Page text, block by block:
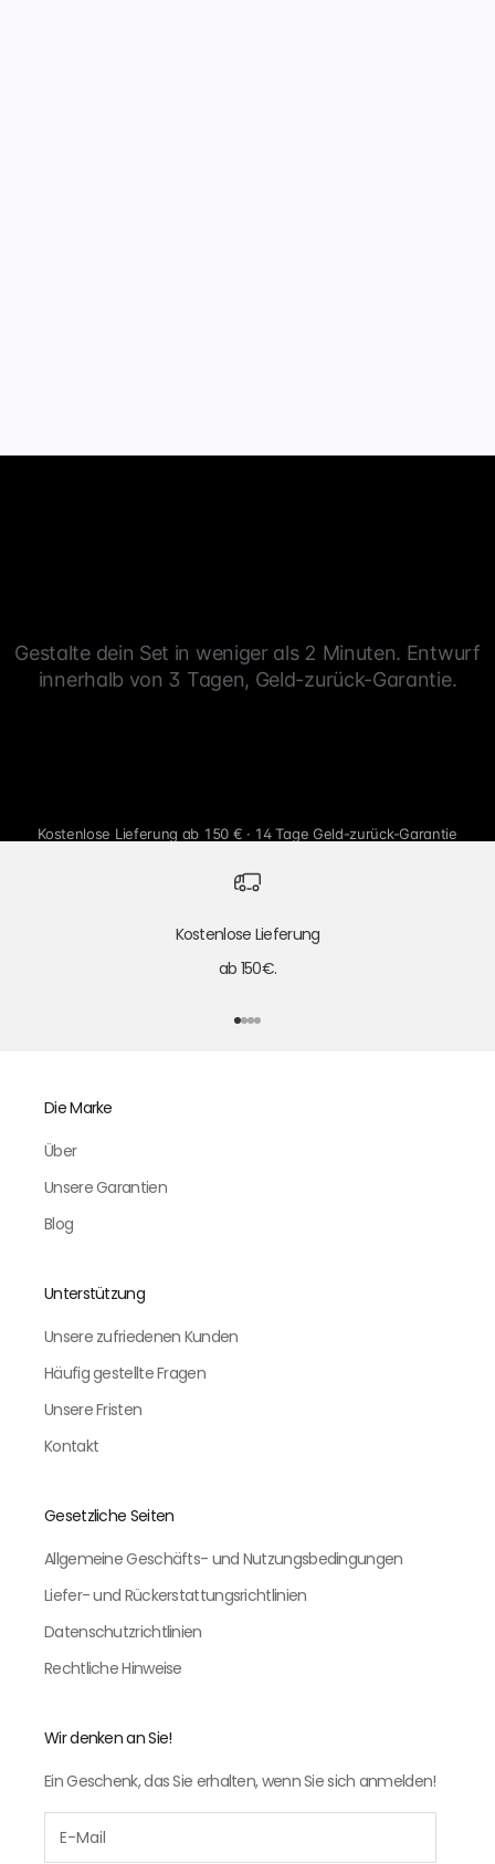
Gestalte dein Set in weniger als 2 Minuten. Entwurf
innerhalb von 3 Tagen, Geld-zurück-Garantie.
Kostenlose Lieferung ab 150 € · 14 Tage Geld-zurück-Garantie
Kostenlose Lieferung
ab 150€.
Gehe zu Element 1
Gehe zu Element 2
Gehe zu Element 3
Gehe zu Element 4
Die Marke
Über
Unsere Garantien
Blog
Unterstützung
Unsere zufriedenen Kunden
Häufig gestellte Fragen
Unsere Fristen
Kontakt
Gesetzliche Seiten
Allgemeine Geschäfts- und Nutzungsbedingungen
Liefer- und Rückerstattungsrichtlinien
Datenschutzrichtlinien
Rechtliche Hinweise
Wir denken an Sie!
Ein Geschenk, das Sie erhalten, wenn Sie sich anmelden!